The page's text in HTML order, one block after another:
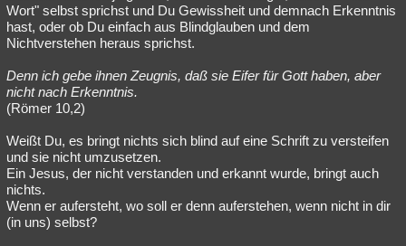
Wort" selbst sprichst und Du Gewissheit und demnach Erkenntnis
hast, oder ob Du einfach aus Blindglauben und dem
Nichtverstehen heraus sprichst.
Denn ich gebe ihnen Zeugnis, daß sie Eifer für Gott haben, aber
nicht nach Erkenntnis.
(Römer 10,2)
Weißt Du, es bringt nichts sich blind auf eine Schrift zu versteifen
und sie nicht umzusetzen.
Ein Jesus, der nicht verstanden und erkannt wurde, bringt auch
nichts.
Wenn er aufersteht, wo soll er denn auferstehen, wenn nicht in dir
(in uns) selbst?